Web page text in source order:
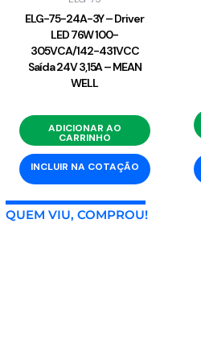
ELG-75-24A-3Y – Driver
LED 76W 100-
305VCA/142-431VCC
Saída 24V 3,15A – MEAN
WELL
ADICIONAR AO
CARRINHO
INCLUIR NA COTAÇÃO
QUEM VIU, COMPROU!